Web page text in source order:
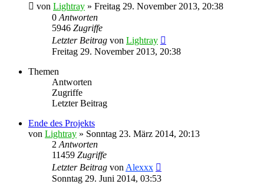
von Lightray » Freitag 29. November 2013, 20:38
0 Antworten
5946 Zugriffe
Letzter Beitrag von Lightray
Freitag 29. November 2013, 20:38
Themen
Antworten
Zugriffe
Letzter Beitrag
Ende des Projekts
von Lightray » Sonntag 23. März 2014, 20:13
2 Antworten
11459 Zugriffe
Letzter Beitrag von Alexxx
Sonntag 29. Juni 2014, 03:53